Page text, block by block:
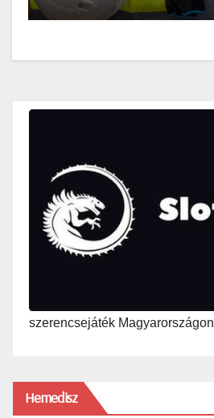
szerencsejáték Magyarországon
Hemedisz